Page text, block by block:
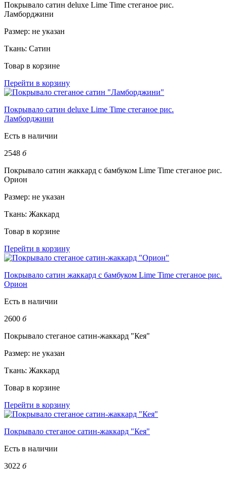
Покрывало сатин deluxe Lime Time стеганое рис.
Ламборджини
Размер: не указан
Ткань: Сатин
Товар в корзине
Перейти в корзину
Покрывало сатин deluxe Lime Time стеганое рис.
Ламборджини
Есть в наличии
2548 б
Покрывало сатин жаккард с бамбуком Lime Time стеганое рис.
Орион
Размер: не указан
Ткань: Жаккард
Товар в корзине
Перейти в корзину
Покрывало сатин жаккард с бамбуком Lime Time стеганое рис.
Орион
Есть в наличии
2600 б
Покрывало стеганое сатин-жаккард "Кея"
Размер: не указан
Ткань: Жаккард
Товар в корзине
Перейти в корзину
Покрывало стеганое сатин-жаккард "Кея"
Есть в наличии
3022 б